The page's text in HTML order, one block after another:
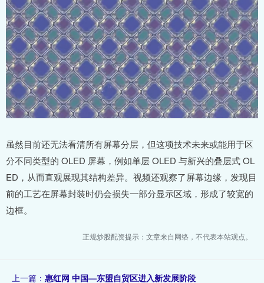
虽然目前还无法看清所有屏幕分层，但这项技术未来或能用于区
分不同类型的 OLED 屏幕，例如单层 OLED 与新兴的叠层式 OL
ED，从而直观展现其结构差异。视频还观察了屏幕边缘，发现目
前的工艺在屏幕封装时仍会损失一部分显示区域，形成了较宽的
边框。
正规炒股配资提示：文章来自网络，不代表本站观点。
上一篇： 惠红网 中国—东盟自贸区进入新发展阶段